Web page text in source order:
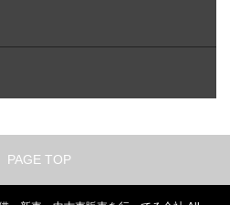
PAGE TOP